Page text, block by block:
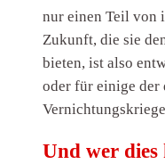
nur einen Teil von
Zukunft, die sie
bieten, ist also
oder für einige der
Und wer